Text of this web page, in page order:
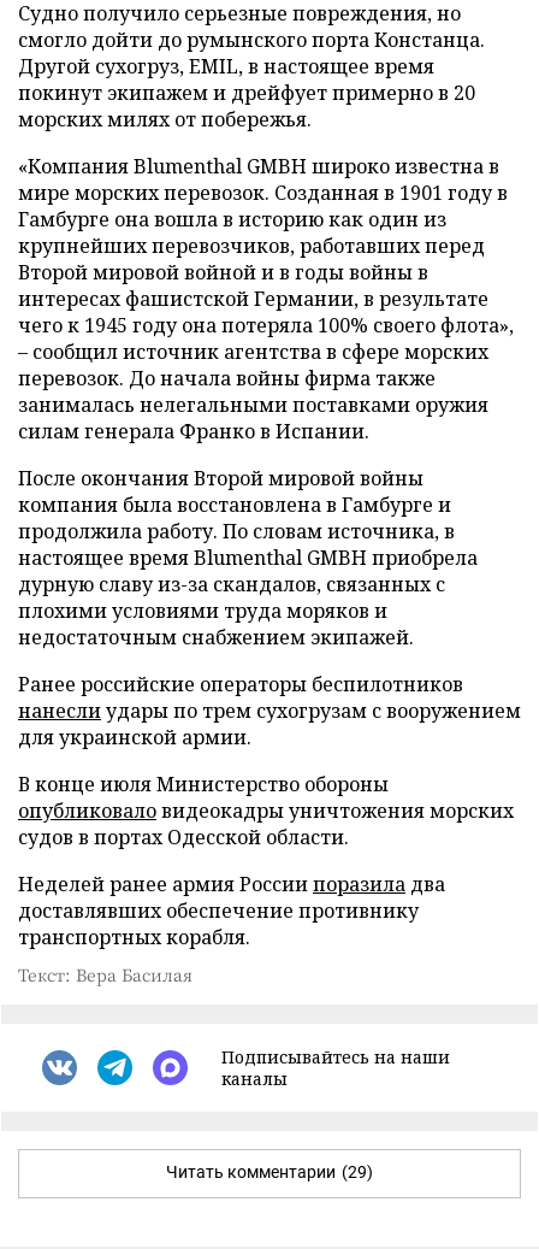
Судно получило серьезные повреждения, но
смогло дойти до румынского порта Констанца.
Другой сухогруз, EMIL, в настоящее время
покинут экипажем и дрейфует примерно в 20
морских милях от побережья.
«Компания Blumenthal GMBH широко известна в
мире морских перевозок. Созданная в 1901 году в
Гамбурге она вошла в историю как один из
крупнейших перевозчиков, работавших перед
Второй мировой войной и в годы войны в
интересах фашистской Германии, в результате
чего к 1945 году она потеряла 100% своего флота»,
– сообщил источник агентства в сфере морских
перевозок. До начала войны фирма также
занималась нелегальными поставками оружия
силам генерала Франко в Испании.
После окончания Второй мировой войны
компания была восстановлена в Гамбурге и
продолжила работу. По словам источника, в
настоящее время Blumenthal GMBH приобрела
дурную славу из-за скандалов, связанных с
плохими условиями труда моряков и
недостаточным снабжением экипажей.
Ранее российские операторы беспилотников
нанеслиудары по трем сухогрузам с вооружением
для украинской армии.
В конце июля Министерство обороны
опубликоваловидеокадры уничтожения морских
судов в портах Одесской области.
Неделей ранее армия Россиипоразила два
доставлявших обеспечение противнику
транспортных корабля.
Текст: Вера Басилая
Подписывайтесь на наши
каналы
Читать комментарии (29)